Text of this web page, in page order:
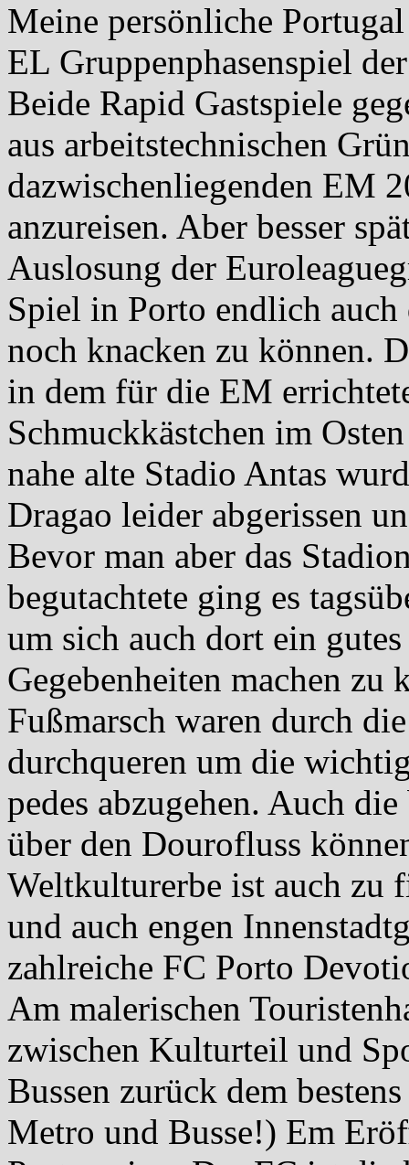
Meine persönliche
EL Gruppenphasenspiel
Beide Rapid Gastspiele
aus arbeitstechnischen
dazwischenliegenden EM
anzureisen. Aber besser
Auslosung der
Spiel in Porto endlich
noch knacken zu können.
in dem für die EM
Schmuckkästchen im
nahe alte Stadio Antas
Dragao leider abgerissen
Bevor man aber das
begutachtete ging es
um sich auch dort ein
Gegebenheiten machen
Fußmarsch waren durch
durchqueren um die
pedes abzugehen. Auch
über den Dourofluss
Weltkulturerbe ist auch zu
und auch engen
zahlreiche FC Porto
Am malerischen
zwischen Kulturteil und
Bussen zurück dem
Metro und Busse!) Em